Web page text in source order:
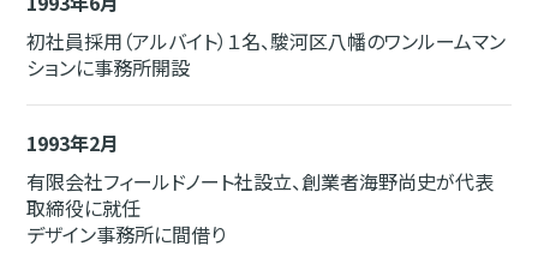
初社員採用（アルバイト）１名、駿河区八幡のワンルームマン
ションに事務所開設
1993年2月
有限会社フィールドノート社設立、創業者海野尚史が代表
取締役に就任
デザイン事務所に間借り